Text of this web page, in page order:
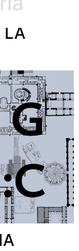
LA